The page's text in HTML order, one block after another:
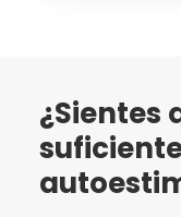
¿Sientes